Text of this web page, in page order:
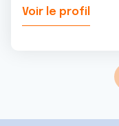
Voir le profil